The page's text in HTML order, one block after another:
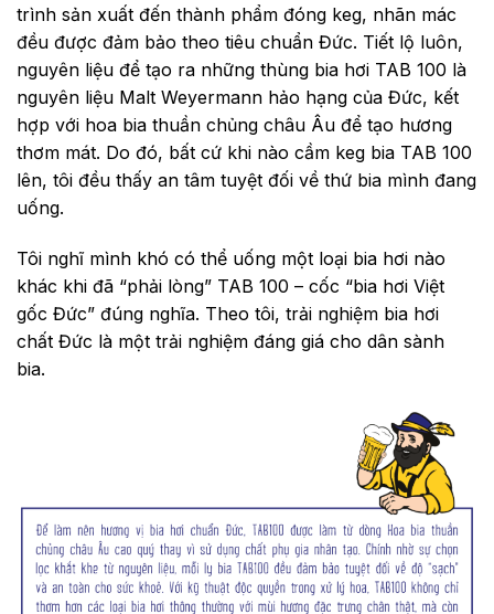
trình sản xuất đến thành phẩm đóng keg, nhãn mác
đều được đảm bảo theo tiêu chuẩn Đức. Tiết lộ luôn,
nguyên liệu để tạo ra những thùng bia hơi TAB 100 là
nguyên liệu Malt Weyermann hảo hạng của Đức, kết
hợp với hoa bia thuần chủng châu Âu để tạo hương
thơm mát. Do đó, bất cứ khi nào cầm keg bia TAB 100
lên, tôi đều thấy an tâm tuyệt đối về thứ bia mình đang
uống.
Tôi nghĩ mình khó có thể uống một loại bia hơi nào
khác khi đã “phải lòng” TAB 100 – cốc “bia hơi Việt
gốc Đức” đúng nghĩa. Theo tôi, trải nghiệm bia hơi
chất Đức là một trải nghiệm đáng giá cho dân sành
bia.